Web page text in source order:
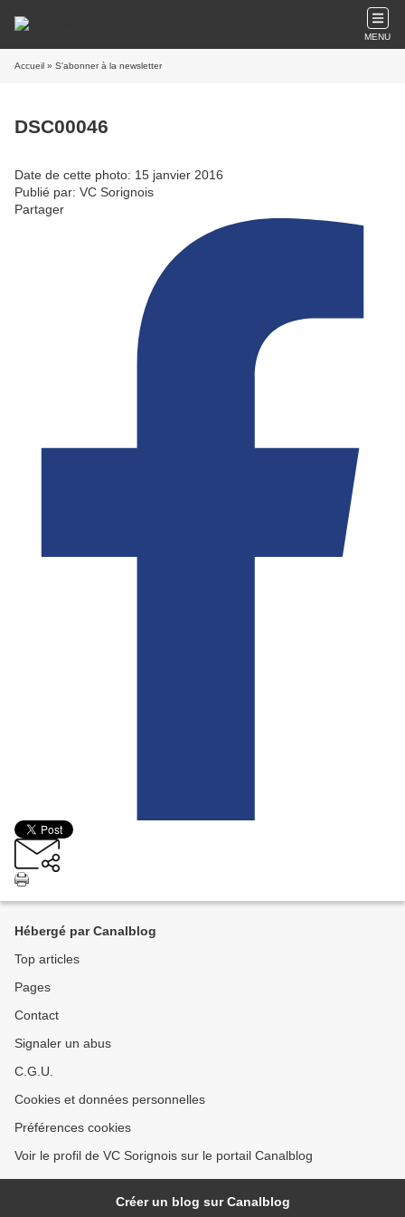
MENU
Accueil » S'abonner à la newsletter
DSC00046
Date de cette photo: 15 janvier 2016
Publié par: VC Sorignois
Partager
Hébergé par Canalblog
Top articles
Pages
Contact
Signaler un abus
C.G.U.
Cookies et données personnelles
Préférences cookies
Voir le profil de VC Sorignois sur le portail Canalblog
Créer un blog sur Canalblog